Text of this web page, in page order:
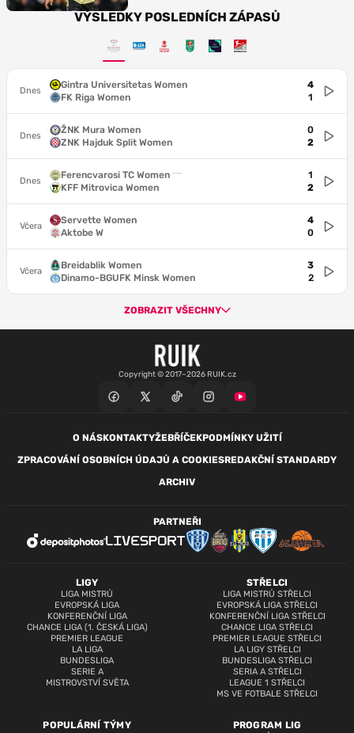
VÝSLEDKY POSLEDNÍCH ZÁPASŮ
Dnes
Gintra Universitetas Women
FK Riga Women
4
1
Dnes
ŽNK Mura Women
ZNK Hajduk Split Women
0
2
Dnes
Ferencvarosi TC Women
KFF Mitrovica Women
1
2
Včera
Servette Women
Aktobe W
4
0
Včera
Breidablik Women
Dinamo-BGUFK Minsk Women
3
2
ZOBRAZIT VŠECHNY
Copyright © 2017–2026 RUIK.cz
O NÁSKONTAKTYŽEBŘÍČEKPODMÍNKY UŽITÍ
ZPRACOVÁNÍ OSOBNÍCH ÚDAJŮ A COOKIESREDAKČNÍ STANDARDY
ARCHIV
LIGY
LIGA MISTRŮ
EVROPSKÁ LIGA
KONFERENČNÍ LIGA
CHANCE LIGA (1. ČESKÁ LIGA)
PREMIER LEAGUE
LA LIGA
BUNDESLIGA
SERIE A
MISTROVSTVÍ SVĚTA
STŘELCI
LIGA MISTRŮ STŘELCI
EVROPSKÁ LIGA STŘELCI
KONFERENČNÍ LIGA STŘELCI
CHANCE LIGA STŘELCI
PREMIER LEAGUE STŘELCI
LA LIGY STŘELCI
BUNDESLIGA STŘELCI
SERIA A STŘELCI
LEAGUE 1 STŘELCI
MS VE FOTBALE STŘELCI
POPULÁRNÍ TÝMY PROGRAM LIG
PARTNEŘI